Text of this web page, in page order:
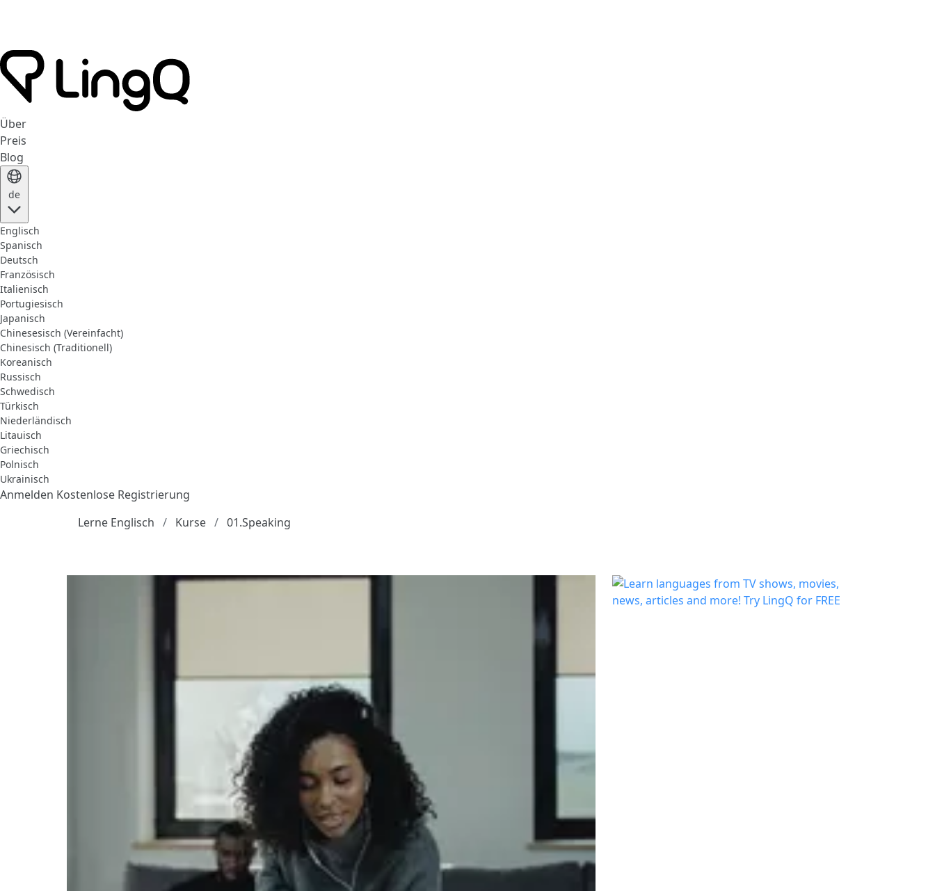
Über
Preis
Blog
de
Englisch
Spanisch
Deutsch
Französisch
Italienisch
Portugiesisch
Japanisch
Chinesesisch (Vereinfacht)
Chinesisch (Traditionell)
Koreanisch
Russisch
Schwedisch
Türkisch
Niederländisch
Litauisch
Griechisch
Polnisch
Ukrainisch
Anmelden Kostenlose Registrierung
Lerne Englisch
Kurse 01.Speaking